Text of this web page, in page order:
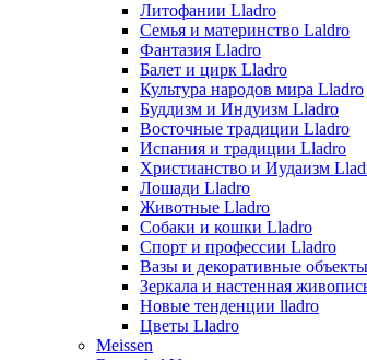
Литофании Lladro
Семья и материнство Laldro
Фантазия Lladro
Балет и цирк Lladro
Культура народов мира Lladro
Буддизм и Индуизм Lladro
Восточные традиции Lladro
Испания и традиции Lladro
Христианство и Иудаизм
Лошади Lladro
Животные Lladro
Собаки и кошки Lladro
Спорт и профессии Lladro
Вазы и декоративные
Зеркала и настенная
Новые тенденции lladro
Цветы Lladro
Meissen